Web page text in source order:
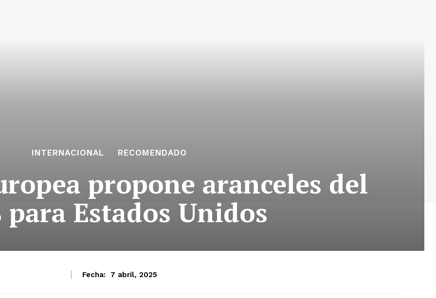
INTERNACIONAL RECOMENDADO
propone aranceles del
para Estados Unidos
Fecha: 7 abril, 2025